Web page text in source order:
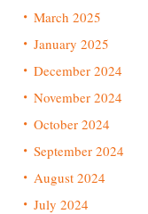
March 2025
January 2025
December 2024
November 2024
October 2024
September 2024
August 2024
July 2024